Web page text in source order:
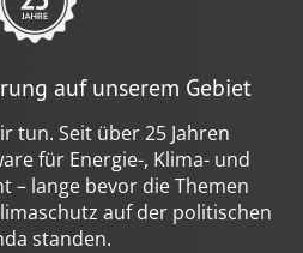
auf unserem Gebiet
tun. Seit über 25 Jahren
für Energie-, Klima- und
– lange bevor die Themen
auf der politischen
standen.